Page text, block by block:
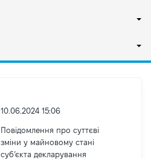
10.06.2024 15:06
Повідомлення про суттєві
зміни у майновому стані
субʼєкта декларування